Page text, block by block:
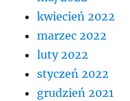
kwiecień 2022
marzec 2022
luty 2022
styczeń 2022
grudzień 2021